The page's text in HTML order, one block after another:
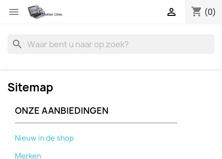
 shopping_cart (0)

search
Sitemap
ONZE AANBIEDINGEN
Nieuw in de shop
Merken